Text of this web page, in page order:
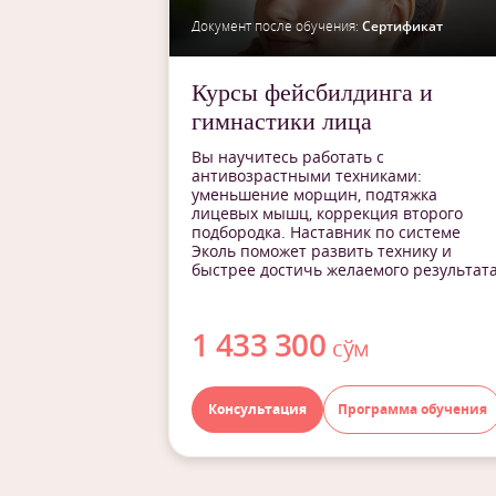
Документ после обучения: Сертификат
Курсы фейсбилдинга и
гимнастики лица
Вы научитесь работать с
антивозрастными техниками:
уменьшение морщин, подтяжка
лицевых мышц, коррекция второго
подбородка. Наставник по системе
Эколь поможет развить технику и
быстрее достичь желаемого
1 433 300 сўм
Консультация Программа обучения